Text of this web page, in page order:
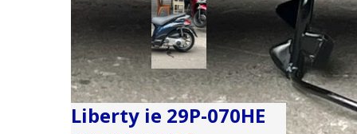
Liberty ie 29P-070HE